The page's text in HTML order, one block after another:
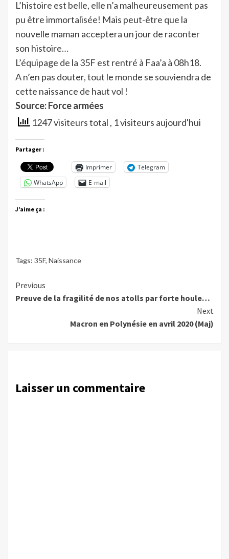
L’histoire est belle, elle n’a malheureusement pas
pu être immortalisée! Mais peut-être que la
nouvelle maman acceptera un jour de raconter
son histoire…
L’équipage de la 35F est rentré à Faa’a à 08h18.
A n’en pas douter, tout le monde se souviendra de
cette naissance de haut vol !
Source: Force armées
1247 visiteurs total , 1 visiteurs aujourd'hui
Partager :
Imprimer
Telegram
WhatsApp
E-mail
J’aime ça :
Tags: 35F, Naissance
Continue
Reading
Previous
Preuve de la fragilité de nos atolls par forte houle…
Next
Macron en Polynésie en avril 2020 (Maj)
Laisser un commentaire